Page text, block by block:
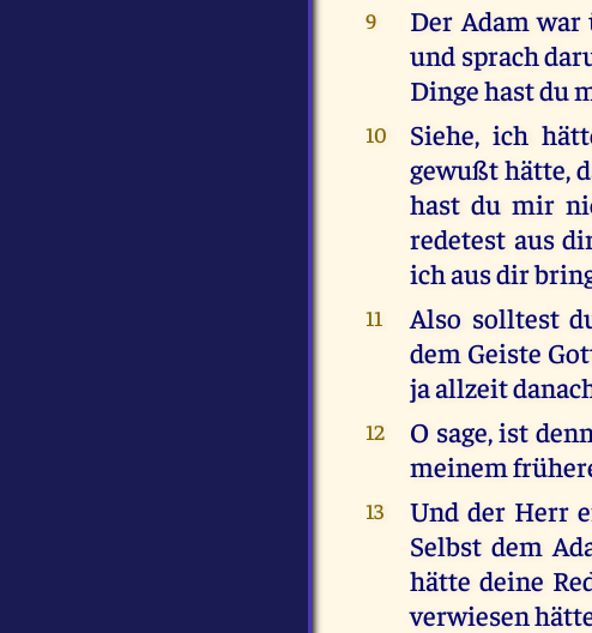
9
Der Adam
und sprach
Dinge hast du
10
Siehe, ich
gewußt hätte,
hast du mir
redetest aus
ich aus dir
11
Also solltest
dem Geiste
ja allzeit
12
O sage, ist
meinem
13
Und der Herr
Selbst dem
hätte deine
verwiesen